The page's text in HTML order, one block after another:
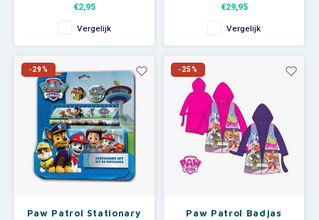
€2,95
Vergelijk
De set bevat stickers van Ryder
en de pups Chase, Rubble,
Rocky, Marshall, Zuma, Skye en
Everest.
De stickerbox bevat 3 vellen van
Met deze stickers tover je de
kinderkamer i
€29,95
Vergelijk
-29%
Paw Patrol Stationary
-25%
Paw Patrol Badjas